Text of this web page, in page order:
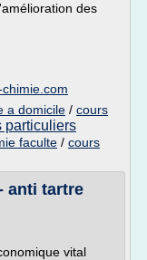
des
a domicile / cours
particuliers
faculte / cours
anti tartre
vital